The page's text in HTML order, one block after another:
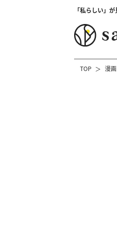
「私らしい」
TOP 漫画